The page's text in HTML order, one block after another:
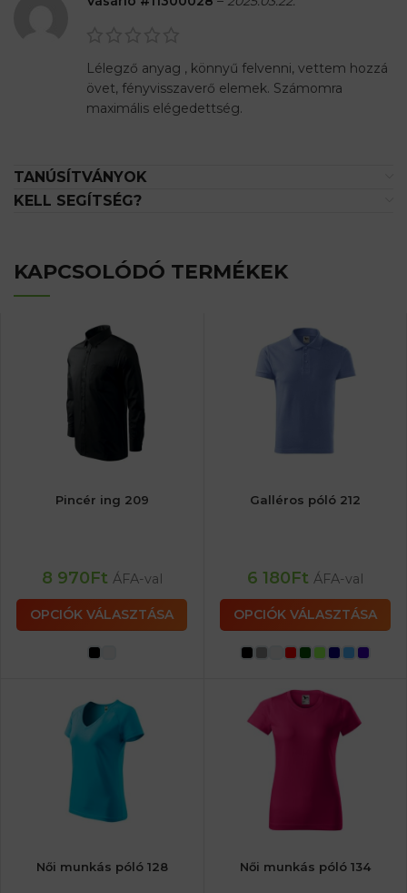
Lélegző anyag , könnyű felvenni, vettem hozzá
övet, fényvisszaverő elemek. Számomra
maximális elégedettség.
TANÚSÍTVÁNYOK
KELL SEGÍTSÉG?
KAPCSOLÓDÓ TERMÉKEK
Pincér ing 209
8 970Ft ÁFA-val
OPCIÓK VÁLASZTÁSA
Galléros póló 212
6 180Ft ÁFA-val
OPCIÓK VÁLASZTÁSA
Női munkás póló 128 Női munkás póló 134